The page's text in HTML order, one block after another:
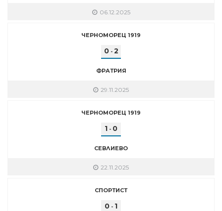
06.12.2025
ЧЕРНОМОРЕЦ 1919
0- 2
ФРАТРИЯ
29.11.2025
ЧЕРНОМОРЕЦ 1919
1 - 0
СЕВЛИЕВО
22.11.2025
СПОРТИСТ
0 - 1